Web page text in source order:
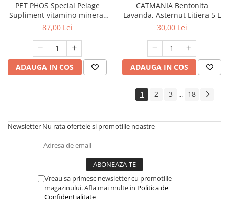
PET PHOS Special Pelage
Supliment vitamino-mineral
pentru câini, 50 tablete
87,00 Lei
ADAUGA IN COS
CATMANIA Bentonita
Lavanda, Asternut Litiera 5 L
30,00 Lei
ADAUGA IN COS
1 2 3 ... 18
Newsletter Nu rata ofertele si promotiile noastre
Vreau sa primesc newsletter cu promotiile
magazinului. Afla mai multe in Politica de
Confidentialitate